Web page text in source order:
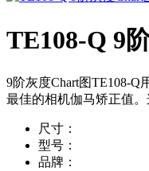
TE108-Q 9
9阶灰度Chart图TE108-
最佳的相机伽马矫正值
尺寸：
型号：
品牌：